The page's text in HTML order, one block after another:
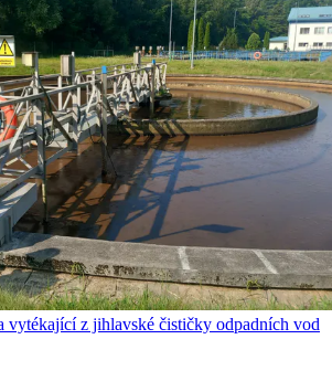
z jihlavské čističky odpadních vod